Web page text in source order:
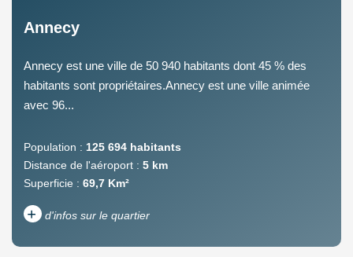
Annecy
Annecy est une ville de 50 940 habitants dont 45 % des
habitants sont propriétaires.Annecy est une ville animée
avec 96...
Population : 125 694 habitants
Distance de l'aéroport : 5 km
Superficie : 69,7 Km²
+ d'infos sur le quartier